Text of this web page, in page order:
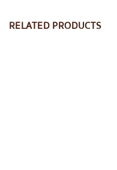
RELATED PRODUCTS